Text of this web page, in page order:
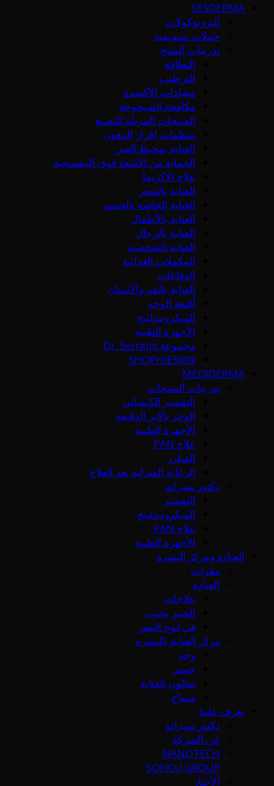
SESDERMA
البروتوكولات
حملات تسويقية
تدريبات المنتج
النظافة
الترطيب
مضادات الأكسدة
مكافحة الشيخوخة
المنتجات المزيلة للتصبغ
منظمات إفراز الدهون
العناية بمحيط العين
الحماية من الأشعة فوق البنفسجية
علاج الإكزيما
العناية بالشعر
العناية الخاصة بالجسم
العناية بالأطفال
العناية بالرجال
العناية الشخصية
المكملات الغذائية
الدفاعات
العناية بالفم والأسنان
أقنعة الوجه
الميكرونيدلينج
الأجهزة الطبية
مجموعة Dr. Serrano
SHOPHIESKIN
MEDIDERMA
تدريبات المنتجات
التقشير الكيميائي
الوخز بالإبر الدقيقة
الأجهزة الطبية
علاج PAN
الفيلرز
الرعاية المنزلية بعد العلاج
دكتور سيرانو
التقشير
الميكرونيدلينج
علاج PAN
الأجهزة الطبية
العيادة ومركز البشرة
مقرات
العيادة
علاجات
الخبير يجيب
في لمح البصر
مركز العناية بالبشرة
وجه
جسم
صالون العناية
مساج
تعرف علينا
دكتور سيرانو
عن الشركة
NANOTECH
SOFICU GROUP
الأخبار